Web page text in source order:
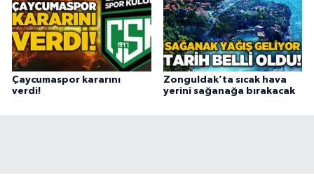
Çaycumaspor kararını
verdi!
Zonguldak’ta sıcak hava
yerini sağanağa bırakacak